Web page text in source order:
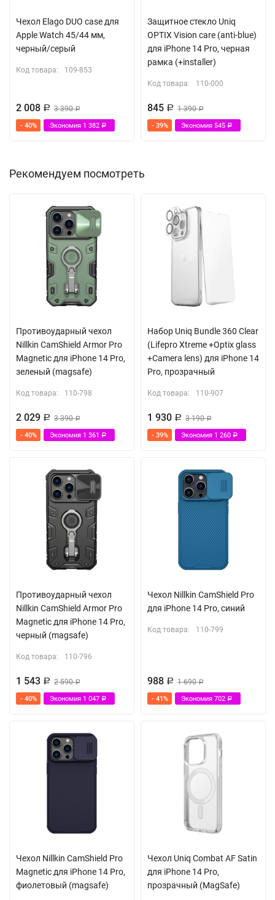
Чехол Elago DUO case для
Apple Watch 45/44 мм,
черный/серый
Код товара: 109-853
2 008 Р 3 390Р
- 40% Экономия 1 382 Р
Защитное стекло Uniq
OPTIX Vision care (anti-blue)
для iPhone 14 Pro, черная
рамка (+installer)
Код товара: 110-000
845 Р 1 390Р
- 39% Экономия 545 Р
Рекомендуем посмотреть
Противоударный чехол
Nillkin CamShield Armor Pro
Magnetic для iPhone 14 Pro,
зеленый (magsafe)
Код товара: 110-798
2 029 Р 3 390Р
- 40% Экономия 1 361 Р
Набор Uniq Bundle 360 Clear
(Lifepro Xtreme +Optix glass
+Camera lens) для iPhone 14
Pro, прозрачный
Код товара: 110-907
1 930 Р 3 190Р
- 39% Экономия 1 260 Р
Противоударный чехол
Nillkin CamShield Armor Pro
Magnetic для iPhone 14 Pro,
черный (magsafe)
Код товара: 110-796
1 543 Р 2 590Р
- 40% Экономия 1 047 Р
Чехол Nillkin CamShield Pro
для iPhone 14 Pro, синий
Код товара: 110-799
988 Р 1 690Р
- 41% Экономия 702 Р
Чехол Nillkin CamShield Pro
Magnetic для iPhone 14 Pro,
фиолетовый (magsafe)
Чехол Uniq Combat AF Satin
для iPhone 14 Pro,
прозрачный (MagSafe)